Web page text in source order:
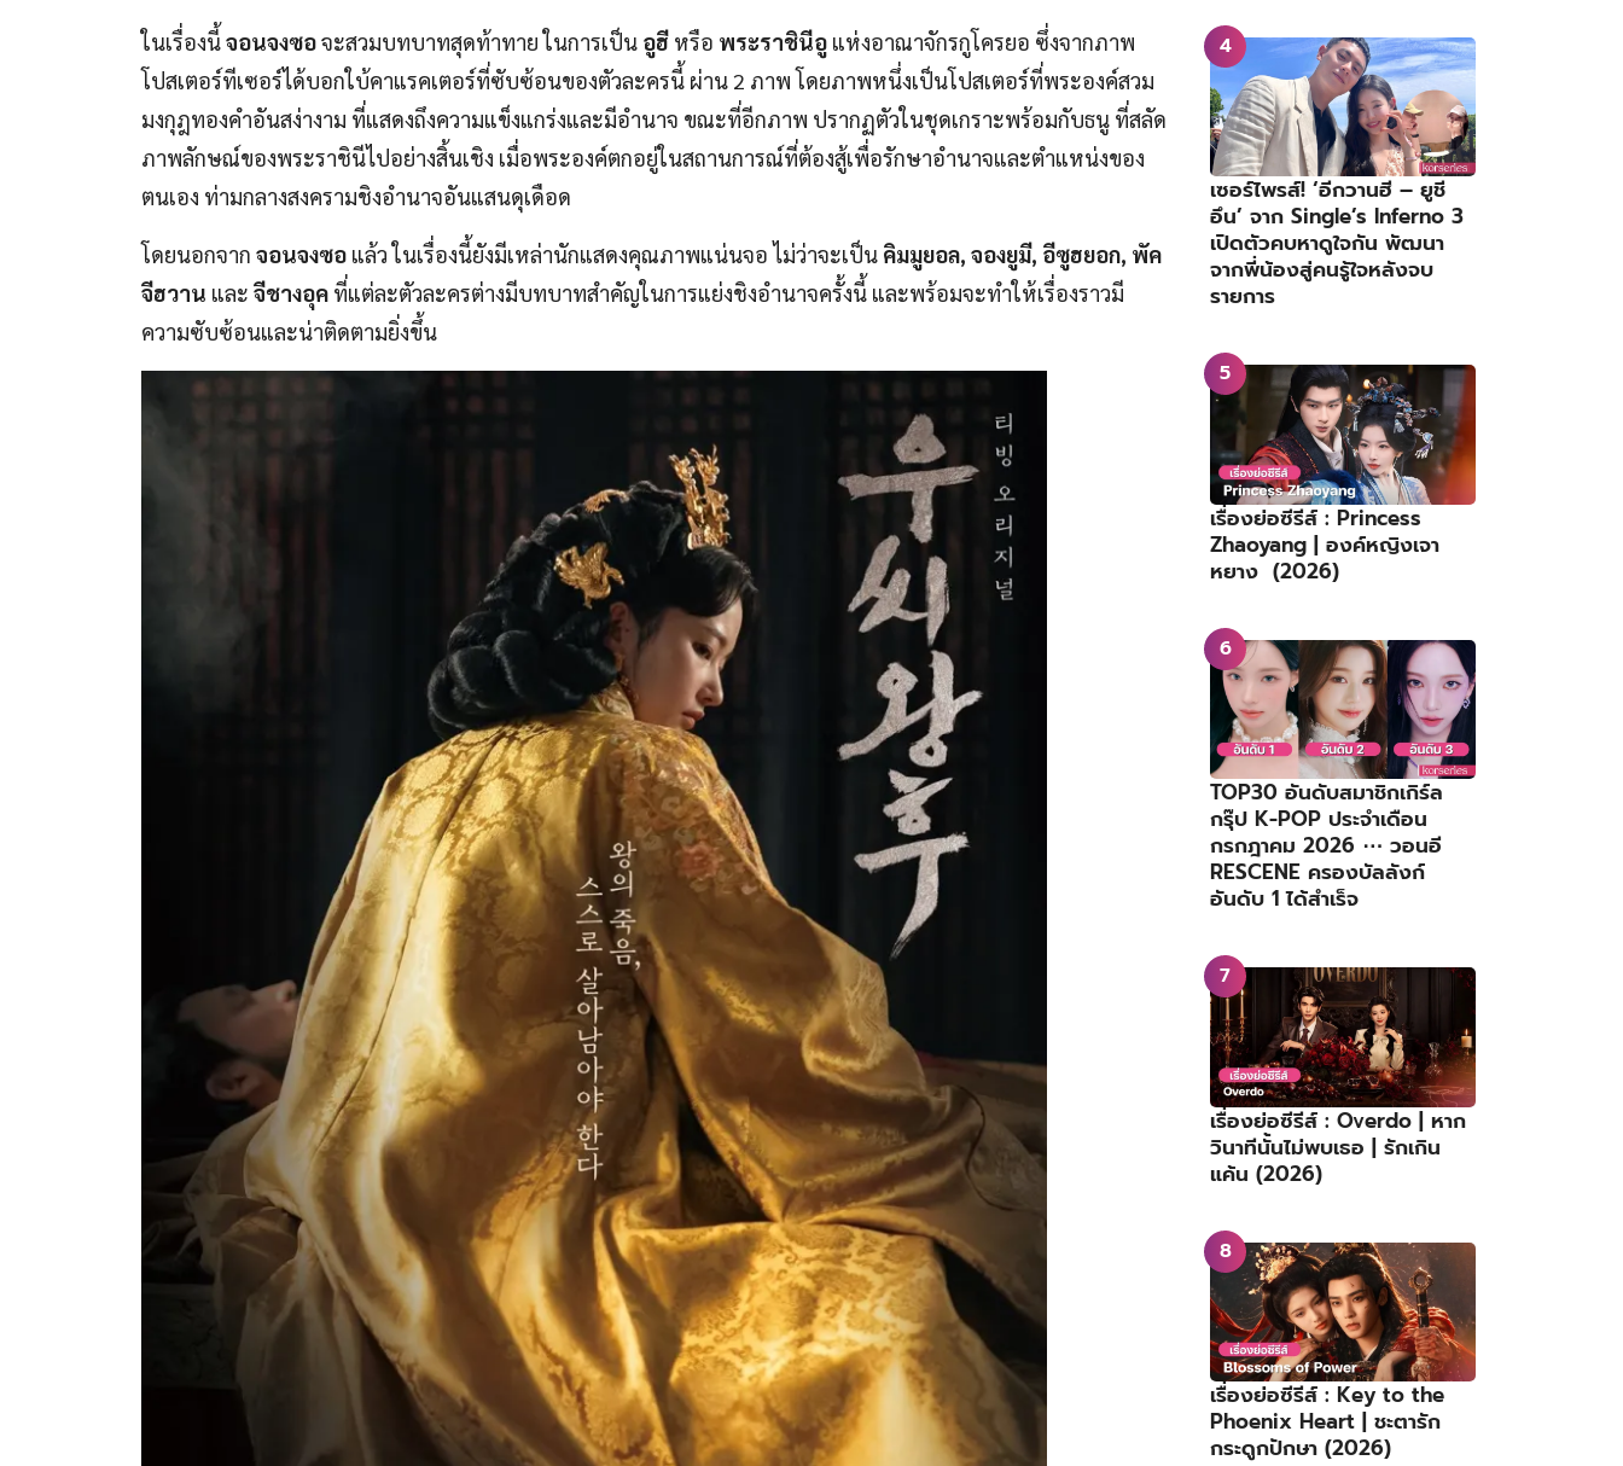
ในเรื่องนี้จอนจงซอจะสวมบทบาทสุดท้าทาย ในการเป็น อูฮี หรือ พระราชินีอู แห่งอาณาจักรกูโครยอ ซึ่งจากภาพ
โปสเตอร์ทีเซอร์ได้บอกใบ้คาแรคเตอร์ที่ซับซ้อนของตัวละครนี้ ผ่าน 2 ภาพ โดยภาพหนึ่งเป็นโปสเตอร์ที่พระองค์สวม
มงกุฎทองคำอันสง่างาม ที่แสดงถึงความแข็งแกร่งและมีอำนาจ ขณะที่อีกภาพ ปรากฏตัวในชุดเกราะพร้อมกับธนู ที่สลัด
ภาพลักษณ์ของพระราชินีไปอย่างสิ้นเชิง เมื่อพระองค์ตกอยู่ในสถานการณ์ที่ต้องสู้เพื่อรักษาอำนาจและตำแหน่งของ
ตนเอง ท่ามกลางสงครามชิงอำนาจอันแสนดุเดือด
โดยนอกจาก จอนจงซอ แล้ว ในเรื่องนี้ยังมีเหล่านักแสดงคุณภาพแน่นจอ ไม่ว่าจะเป็น คิมมูยอล, จองยูมี, อีซูฮยอก, พัค
จีฮวาน และ จีชางอุค ที่แต่ละตัวละครต่างมีบทบาทสำคัญในการแย่งชิงอำนาจครั้งนี้ และพร้อมจะทำให้เรื่องราวมี
ความซับซ้อนและน่าติดตามยิ่งขึ้น
เซอร์ไพรส์! ‘อีกวานฮี – ยูชี
อึน’ จาก Single’s Inferno 3
เปิดตัวคบหาดูใจกัน พัฒนา
จากพี่น้องสู่คนรู้ใจหลังจบ
รายการ
เรื่องย่อซีรีส์ : Princess
Zhaoyang | องค์หญิงเจา
หยาง (2026)
TOP30 อันดับสมาชิกเกิร์ล
กรุ๊ป K-POP ประจำเดือน
กรกฎาคม 2026 ⋯ วอนอี
RESCENE ครองบัลลังก์
อันดับ 1 ได้สำเร็จ
เรื่องย่อซีรีส์ : Overdo | หาก
วินาทีนั้นไม่พบเธอ | รักเกิน
แค้น (2026)
เรื่องย่อซีรีส์ : Key to the
Phoenix Heart | ชะตารัก
กระดูกปักษา (2026)